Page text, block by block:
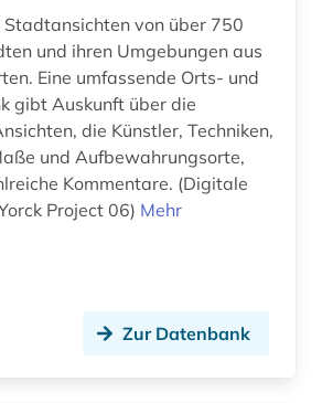
deutschland (ddr) (1)
sowjetische zone) (1)
deutschsprachige gemeinschaft (1)
italienischen architekten (1)
digitale edition (1)
von über 750
und ihren Umgebungen aus
Eine umfassende Orts- und
gibt Auskunft über die
die Künstler, Techniken,
und Aufbewahrungsorte,
Kommentare. (Digitale
Project 06) Mehr
Zur Datenbank